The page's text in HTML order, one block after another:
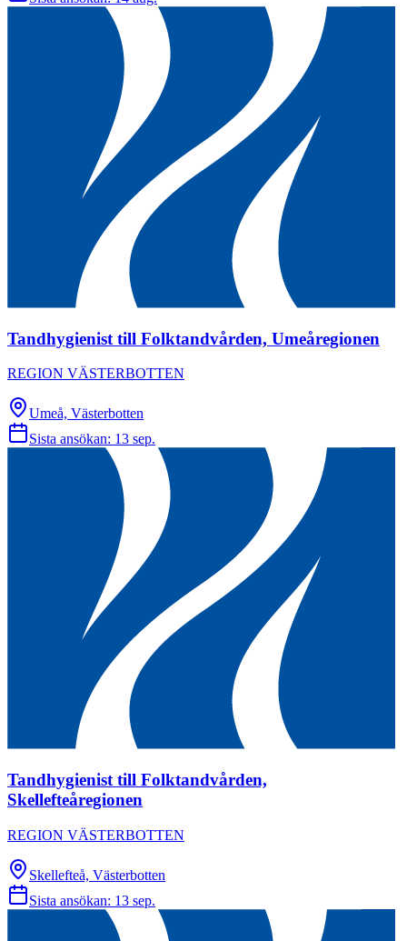
Tandhygienist till Folktandvården, Umeåregionen
REGION VÄSTERBOTTEN
Umeå, Västerbotten
Sista ansökan: 13 sep.
Tandhygienist till Folktandvården,
Skellefteåregionen
REGION VÄSTERBOTTEN
Skellefteå, Västerbotten
Sista ansökan: 13 sep.